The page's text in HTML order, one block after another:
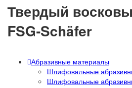
Твердый
FSG-Schäfer
Абразивные материалы
Шлифовальные
Шлифовальные